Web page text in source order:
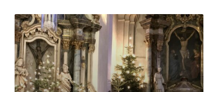
Mehr
erfahren